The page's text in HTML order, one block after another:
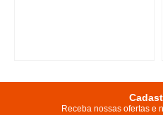
Receba nossas ofertas e